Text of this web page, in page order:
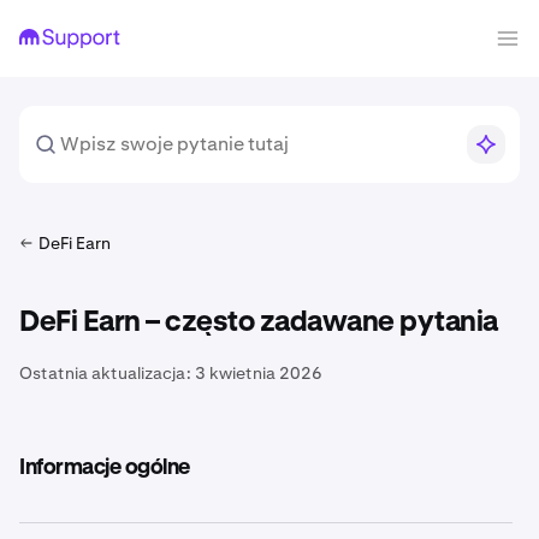
DeFi Earn
DeFi Earn – często zadawane pytania
Ostatnia aktualizacja: 3 kwietnia 2026
Informacje ogólne